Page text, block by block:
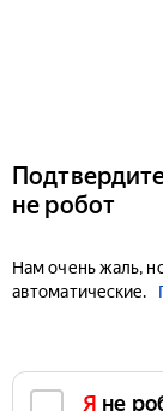
не робот
Нам очень жаль,
автоматические.
Я не